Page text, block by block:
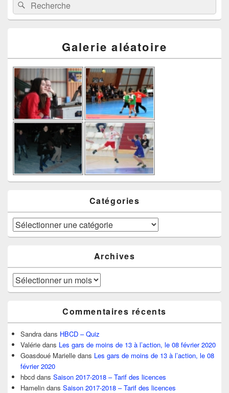
Rechercher
Galerie aléatoire
Catégories
Catégories
Archives
Archives
Commentaires récents
Sandra dans HBCD – Quiz
Valérie dans Les gars de moins de 13 à l’action, le 08 février 2020
Goasdoué Marielle dans Les gars de moins de 13 à l’action, le 08
février 2020
hbcd dans Saison 2017-2018 – Tarif des licences
Hamelin dans Saison 2017-2018 – Tarif des licences